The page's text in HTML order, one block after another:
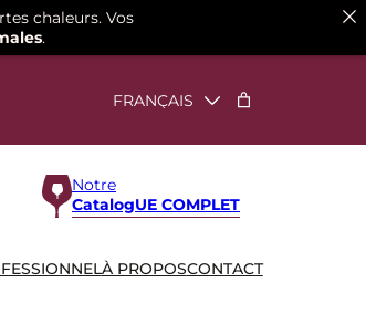
Notre
CatalogUE COMPLET
À PROPOSCONTACT
chaleurs. Vos
.